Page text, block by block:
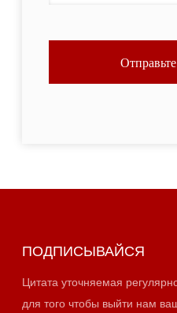
ПОДПИСЫВАЙСЯ
Цитата уточняемая
для того чтобы выйти нам